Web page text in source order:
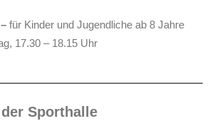
für Kinder und Jugendliche ab 8 Jahre
17.30 – 18.15 Uhr
Sporthalle